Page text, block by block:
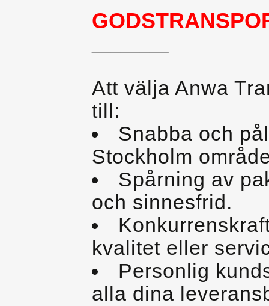
Att välja Anwa
till:
Snabba och
Stockholm
Spårning av
och sinnesfrid.
kvalitet eller
Personlig
alla dina